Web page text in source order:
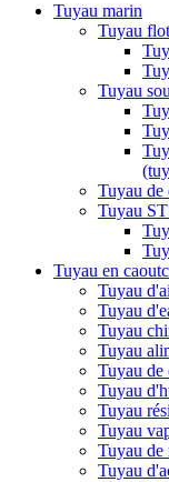
Tuyau marin
Tuyau
Tuyau
Tuyau de
Tuyau
Tuyau en
Tuyau
Tuyau
Tuyau
Tuyau
Tuyau de
Tuyau
Tuyau
Tuyau
Tuyau de
Tuyau